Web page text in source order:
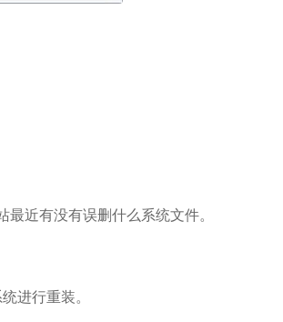
近有没有误删什么系统文件。
进行重装。